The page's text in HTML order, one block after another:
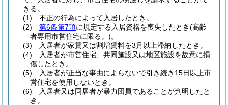
きる。
(1)
不正の行為によって入居したとき。
(2)
第6条第7項に規定する入居資格を喪失したとき(高齢
者専用市営住宅に限る。)。
(3)
入居者が家賃又は割増賃料を3月以上滞納したとき。
(4)
入居者が市営住宅、共同施設又は地区施設を故意に損
傷したとき。
(5)
入居者が正当な事由によらないで引き続き15日以上市
営住宅を使用しないとき。
(6)
入居者又は同居者が暴力団員であることが判明したと
き。